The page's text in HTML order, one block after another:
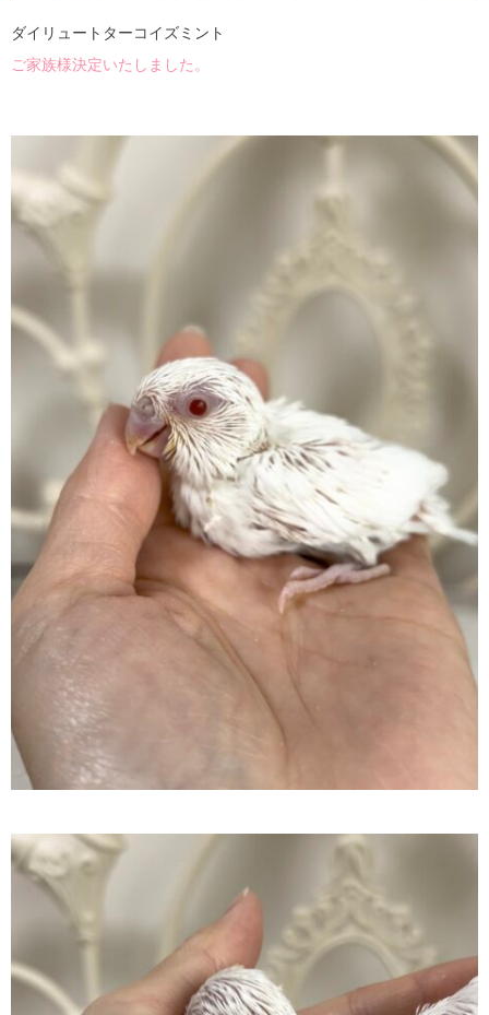
ダイリュートターコイズミント
ご家族様決定いたしました。